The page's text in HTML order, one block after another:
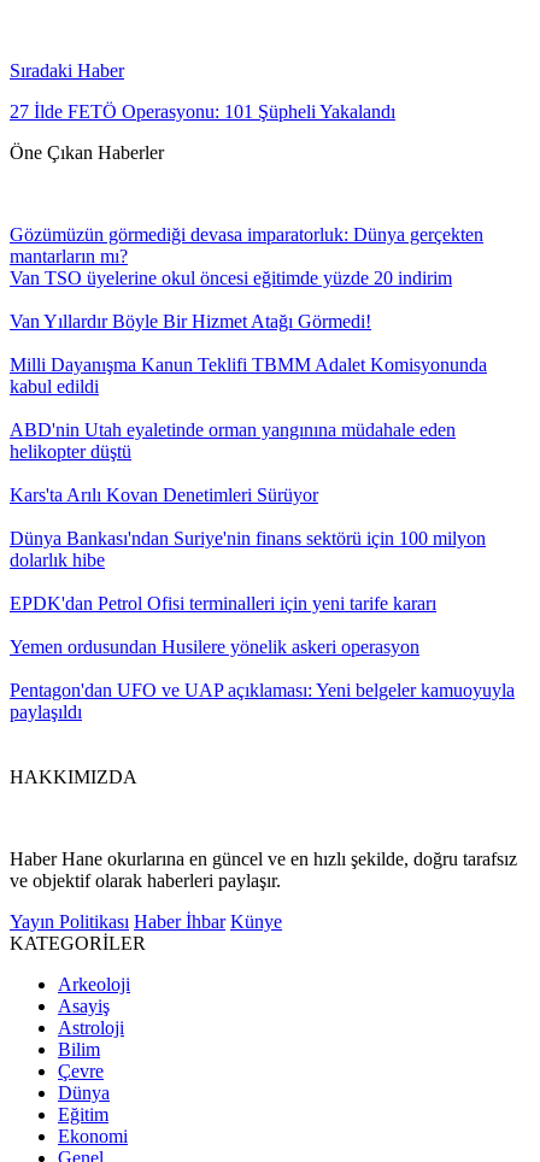
Sıradaki Haber
27 İlde FETÖ Operasyonu: 101 Şüpheli Yakalandı
Öne Çıkan Haberler
Gözümüzün görmediği devasa imparatorluk: Dünya gerçekten
mantarların mı?
Van TSO üyelerine okul öncesi eğitimde yüzde 20 indirim
Van Yıllardır Böyle Bir Hizmet Atağı Görmedi!
Milli Dayanışma Kanun Teklifi TBMM Adalet Komisyonunda
kabul edildi
ABD'nin Utah eyaletinde orman yangınına müdahale eden
helikopter düştü
Kars'ta Arılı Kovan Denetimleri Sürüyor
Dünya Bankası'ndan Suriye'nin finans sektörü için 100 milyon
dolarlık hibe
EPDK'dan Petrol Ofisi terminalleri için yeni tarife kararı
Yemen ordusundan Husilere yönelik askeri operasyon
Pentagon'dan UFO ve UAP açıklaması: Yeni belgeler kamuoyuyla
paylaşıldı
HAKKIMIZDA
Haber Hane okurlarına en güncel ve en hızlı şekilde, doğru tarafsız
ve objektif olarak haberleri paylaşır.
Yayın Politikası Haber İhbar Künye
KATEGORİLER
Arkeoloji
Asayiş
Astroloji
Bilim
Çevre
Dünya
Eğitim
Ekonomi
Genel